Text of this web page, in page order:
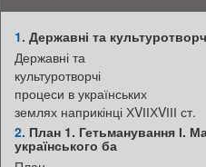
1. Державні та
Державні та
культуротворчі
процеси в українських
землях наприкінці ХVІІХVІІІ ст.
2. План 1. Гетьманування І.
українського ба